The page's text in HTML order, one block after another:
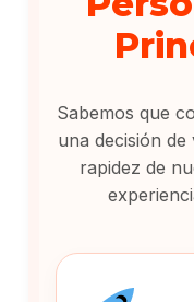
Sabemos que
una decisión
rapidez de